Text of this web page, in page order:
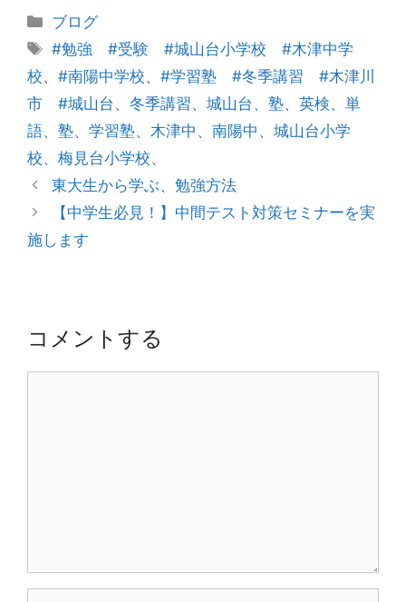
カ
テ
リ
ー
ブログ
タ
グ
#勉強 #受験 #城山台小学校 #木津中学
校、 #南陽中学校、 #学習塾 #冬季講習 #木津川
市 #城山台 、 冬季講習、城山台、塾、 英検、単
語、塾、学習塾、木津中、南陽中、城山台小学
校、梅見台小学校、
投
稿
ビ
ョ
東大生から学ぶ、勉強方法
【中学生必見！】中間テスト対策セミナーを実
施します
コメントする